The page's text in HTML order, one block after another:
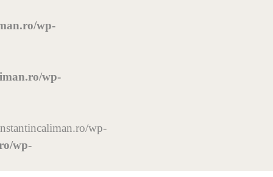
wp-
wp-
wp-
wp-